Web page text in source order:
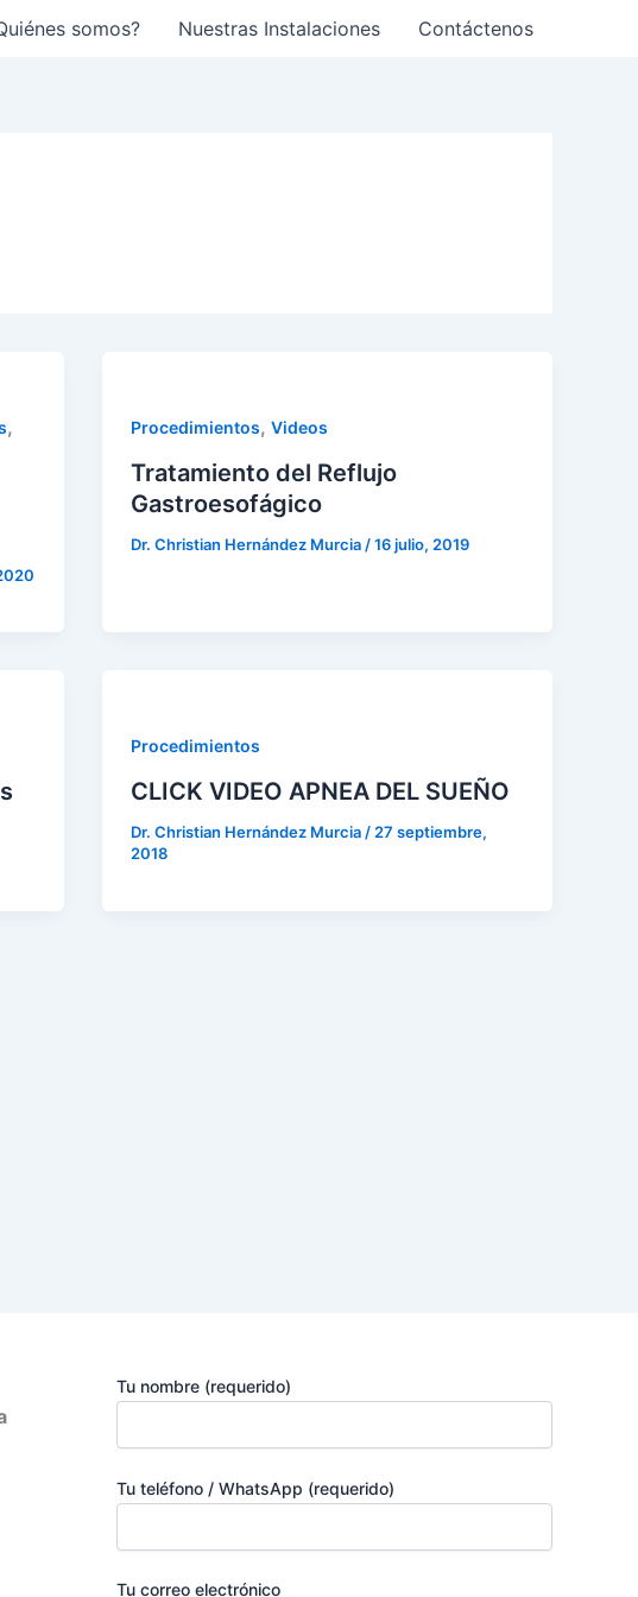
somos? Nuestras Instalaciones Contáctenos
, Procedimientos,Videos
Tratamiento del Reflujo
Gastroesofágico
Dr. Christian Hernández Murcia /16 julio, 2019
Procedimientos
CLICK VIDEO APNEA DEL SUEÑO
Dr. Christian Hernández Murcia / 27 septiembre,
2018
Tu nombre (requerido)
Tu teléfono / WhatsApp (requerido)
Tu correo electrónico